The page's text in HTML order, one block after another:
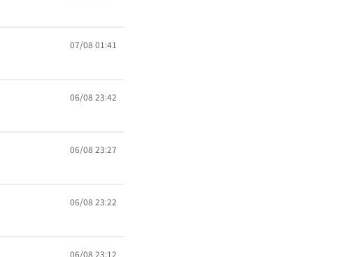
07/08 01:41
06/08 23:42
06/08 23:27
06/08 23:22
06/08 23:12